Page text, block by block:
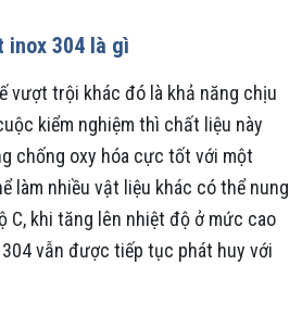
inox 304 là gì
vượt trội khác đó là khả năng chịu
kiểm nghiệm thì chất liệu này
chống oxy hóa cực tốt với một
làm nhiều vật liệu khác có thể nung
C, khi tăng lên nhiệt độ ở mức cao
vẫn được tiếp tục phát huy với